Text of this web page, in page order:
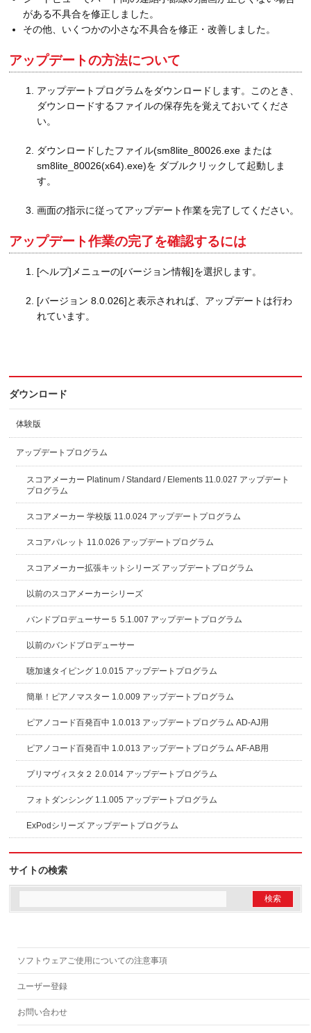
がある不具合を修正しました。
その他、いくつかの小さな不具合を修正・改善しました。
アップデートの方法について
アップデートプログラムをダウンロードします。このとき、
ダウンロードするファイルの保存先を覚えておいてくださ
い。
ダウンロードしたファイル(sm8lite_80026.exe または
sm8lite_80026(x64).exe)を ダブルクリックして起動しま
す。
画面の指示に従ってアップデート作業を完了してください。
アップデート作業の完了を確認するには
[ヘルプ]メニューの[バージョン情報]を選択します。
[バージョン 8.0.026]と表示されれば、アップデートは行わ
れています。
ダウンロード
体験版
アップデートプログラム
スコアメーカー Platinum / Standard / Elements 11.0.027 アップデート
プログラム
スコアメーカー 学校版 11.0.024 アップデートプログラム
スコアパレット 11.0.026 アップデートプログラム
スコアメーカー拡張キットシリーズ アップデートプログラム
以前のスコアメーカーシリーズ
バンドプロデューサー５ 5.1.007 アップデートプログラム
以前のバンドプロデューサー
聴加速タイピング 1.0.015 アップデートプログラム
簡単！ピアノマスター 1.0.009 アップデートプログラム
ピアノコード百発百中 1.0.013 アップデートプログラム AD-AJ用
ピアノコード百発百中 1.0.013 アップデートプログラム AF-AB用
プリマヴィスタ２ 2.0.014 アップデートプログラム
フォトダンシング 1.1.005 アップデートプログラム
ExPodシリーズ アップデートプログラム
サイトの検索
ソフトウェアご使用についての注意事項
ユーザー登録
お問い合わせ